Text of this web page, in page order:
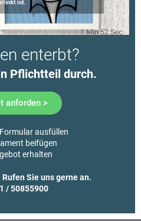
enterbt?
Pflichtteil durch.​
anforden >
ausfüllen
beifügen
erhalten
Sie uns gerne an.
/ 50855900